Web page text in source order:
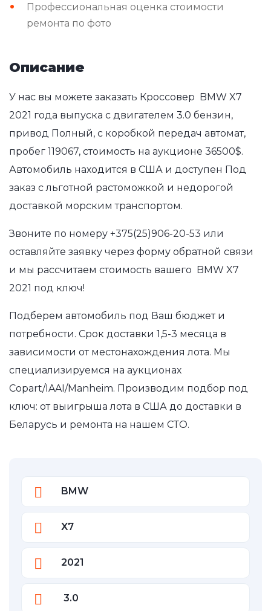
Профессиональная оценка стоимости
ремонта по фото
Описание
У нас вы можете заказать Кроссовер BMW X7
2021 года выпуска с двигателем 3.0 бензин,
привод Полный, с коробкой передач автомат,
пробег 119067, стоимость на аукционе 36500$.
Автомобиль находится в США и доступен Под
заказ с льготной растоможкой и недорогой
доставкой морским транспортом.
Звоните по номеру +375(25)906-20-53 или
оставляйте заявку через форму обратной связи
и мы рассчитаем стоимость вашего BMW X7
2021 под ключ!
Подберем автомобиль под Ваш бюджет и
потребности. Срок доставки 1,5-3 месяца в
зависимости от местонахождения лота. Мы
специализируемся на аукционах
Copart/IAAI/Manheim. Производим подбор под
ключ: от выигрыша лота в США до доставки в
Беларусь и ремонта на нашем СТО.
BMW
X7
2021
3.0